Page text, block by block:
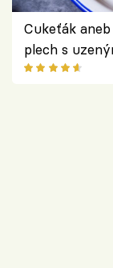
Cukeťák
plech s
způsob, jak